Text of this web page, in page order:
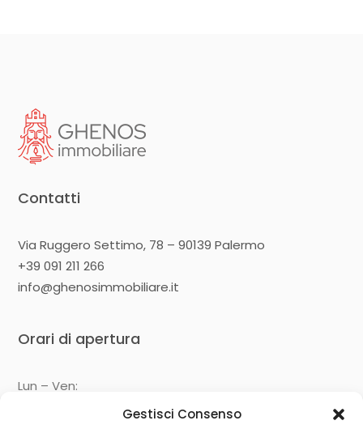
Gestisci Consenso
Contatti
Via Ruggero Settimo, 78 – 90139 Palermo
+39 091 211 266
info@ghenosimmobiliare.it
Orari di apertura
Lun – Ven: